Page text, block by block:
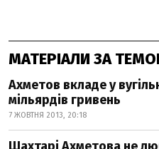
МАТЕРІАЛИ ЗА
Ахметов вкладе у
мільярдів гривень
7 ЖОВТНЯ 2013, 20:18